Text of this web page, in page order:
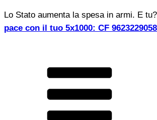
Lo Stato aumenta la spesa in armi. E tu?
pace con il tuo 5x1000: CF